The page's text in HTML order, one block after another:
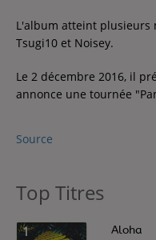
Fréquences
Recherche d'un titre
L'album atteint plusieurs
Tsugi10 et Noisey.
Le 2 décembre 2016, il
annonce une tournée
Source
Top Titres
1 Aloha